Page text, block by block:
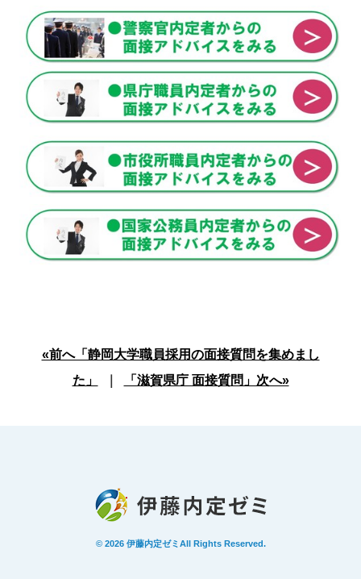
«前へ「静岡大学職員採用の面接質問を集めまし
た」
「滋賀県庁 面接質問」次へ»
© 2026 伊藤内定ゼミ All Rights Reserved.